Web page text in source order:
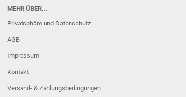
MEHR ÜBER...
Privatsphäre und Datenschutz
AGB
Impressum
Kontakt
Versand- & Zahlungsbedingungen